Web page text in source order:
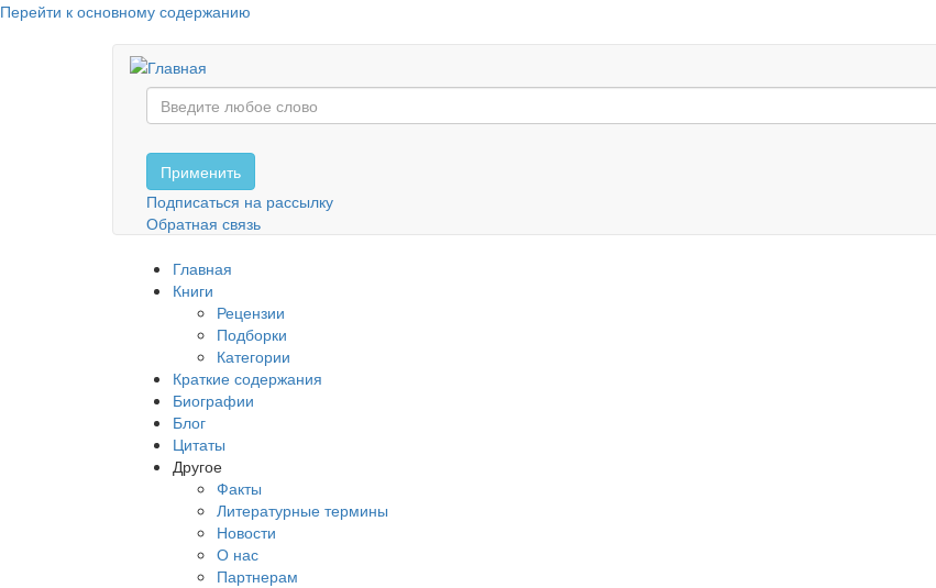
Перейти к основному содержанию
Применить
Подписаться на рассылку
Обратная связь
Главная
Книги
Рецензии
Подборки
Категории
Краткие содержания
Биографии
Блог
Цитаты
Другое
Факты
Литературные термины
Новости
О нас
Партнерам